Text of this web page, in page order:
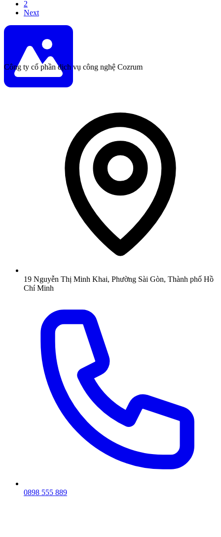
2
Next
Công ty cổ phần dịch vụ công nghệ Cozrum
19 Nguyễn Thị Minh Khai, Phường Sài Gòn, Thành phố Hồ
Chí Minh
0898 555 889